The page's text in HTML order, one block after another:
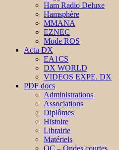
Ham Radio Deluxe
Hamsphère
MMANA
EZNEC
Mode ROS
Actu DX
EA1CS
DX WORLD
VIDEOS EXPE. DX
PDF docs
Administrations
Associations
Diplômes
Histoire
Librairie
Matériels
OC – Ondes courtes